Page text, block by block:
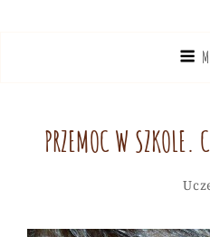
PRZEMOC W SZKOLE.